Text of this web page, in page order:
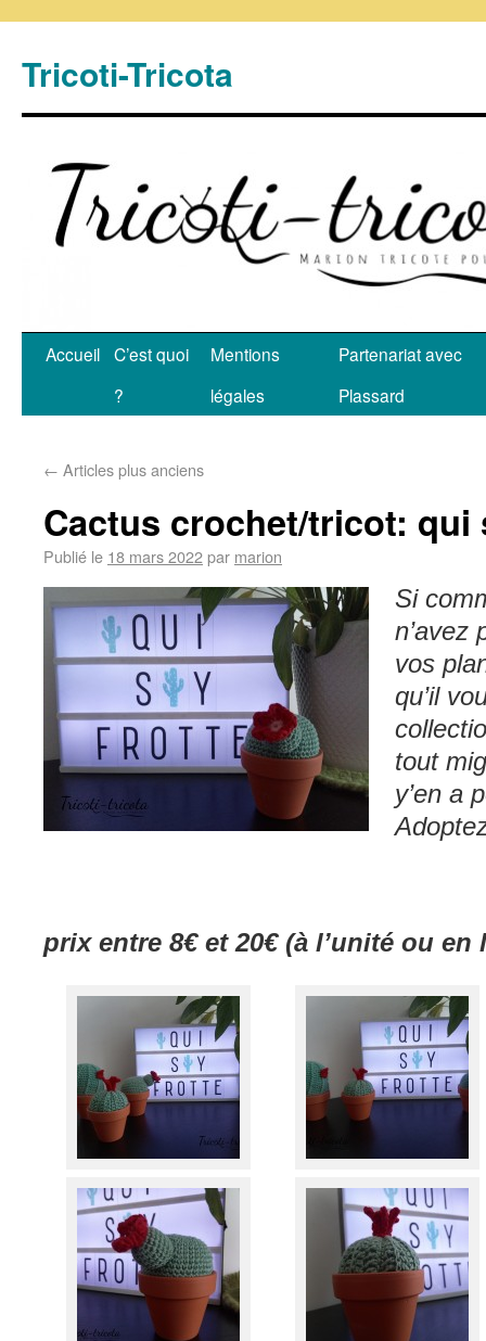
Tricoti-Tricota
Accueil C’est quoi
?
Mentions
légales
Partenariat avec
Plassard
← Articles plus anciens
Cactus crochet/tricot:
Publié le 18 mars 2022par marion
Si
n’avez
vos
qu’il
tout
y’en a
prix entre 8€ et 20€ (à l’unité ou en